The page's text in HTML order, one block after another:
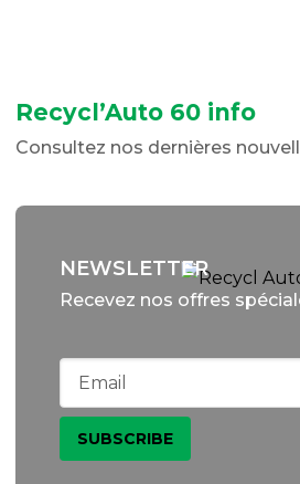
Recycl’Auto 60 info
Consultez nos dernières
NEWSLETTER
Recevez nos offres